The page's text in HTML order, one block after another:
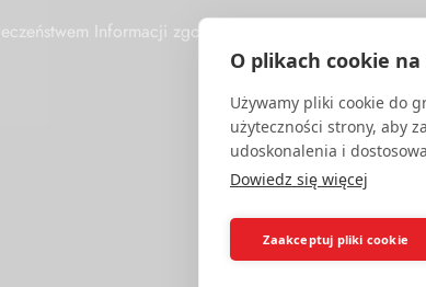
O plikach cookie
Używamy pliki cookie do
użyteczności strony, aby
udoskonalenia i
Dowiedz się więcej
Zaakceptuj pliki cookie
Informacji zgodny z międzynarodową normą